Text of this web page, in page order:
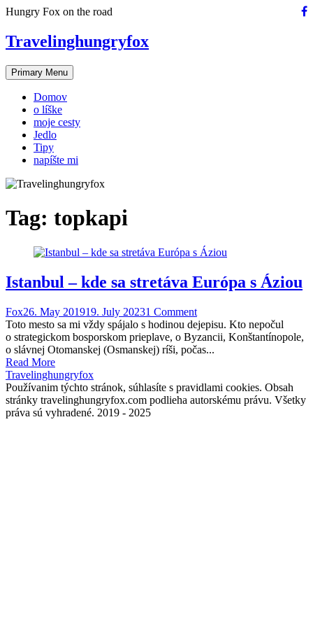
Skip
content
Hungry Fox on the road
Travelinghungryfox
Primary Menu
Domov
o líške
moje cesty
Jedlo
Tipy
napíšte mi
Tag: topkapi
Istanbul – kde sa stretáva Európa s Áziou
Fox26. May 201919. July 20231 Comment
Toto mesto sa mi vždy spájalo s hodinou dejepisu. Kto nepočul
o strategickom bosporskom prieplave, o Byzancii, Konštantínopole,
o slávnej Otomanskej (Osmanskej) ríši, počas...
Read More
Travelinghungryfox
Používanim týchto stránok, súhlasíte s pravidlami cookies. Obsah
stránky travelinghungryfox.com podlieha autorskému právu. Všetky
práva sú vyhradené. 2019 - 2025